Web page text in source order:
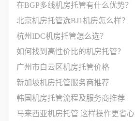
在BGP多线机房托管有什么优势？
北京机房托管选BJ1机房怎么样？
杭州IDC机房托管怎么选？
如何找到高性价比的机房托管？
广州市白云区机房托管价格
新加坡机房托管服务商推荐
韩国机房托管流程及服务商推荐
马来西亚机房托管 这样操作更省心